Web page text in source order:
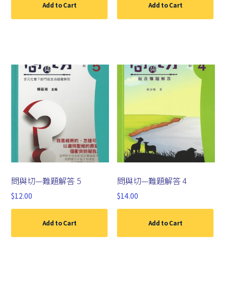
Add to Cart Add to Cart
問與切—難題解答 5
$12.00
Add to Cart
問與切—難題解答 4
$14.00
Add to Cart